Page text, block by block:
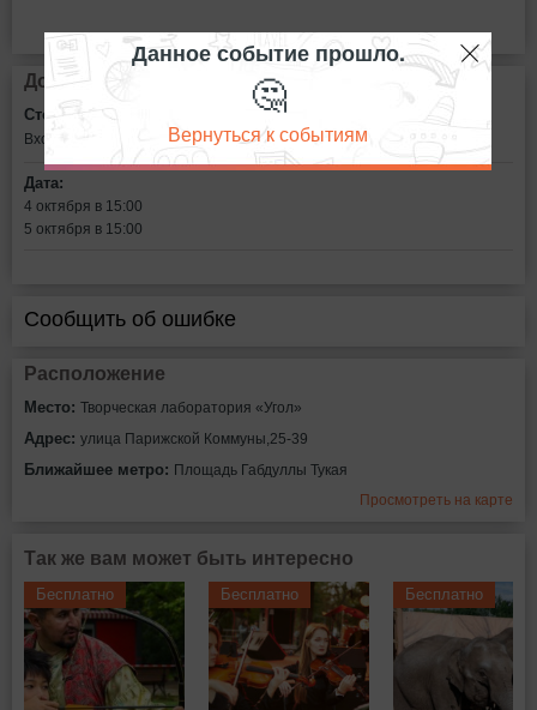
Дополнительная информация
Стоимость билетов:
Вход свободный
Дата:
4 октября в 15:00
5 октября в 15:00
Сообщить об ошибке
Расположение
Место: Творческая лаборатория «Угол»
Адрес: улица Парижской Коммуны,25-39
Ближайшее метро: Площадь Габдуллы Тукая
Просмотреть на карте
Так же вам может быть интересно
Бесплатно Бесплатно Бесплатно
Данное событие прошло.
🤔
Вернуться к событиям